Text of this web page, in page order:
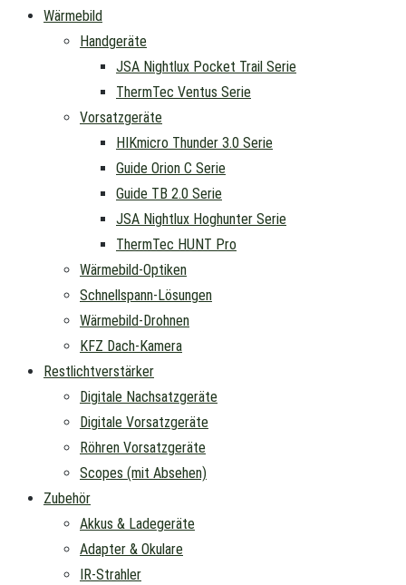
Wärmebild
Handgeräte
JSA Nightlux Pocket Trail Serie
ThermTec Ventus Serie
Vorsatzgeräte
HIKmicro Thunder 3.0 Serie
Guide Orion C Serie
Guide TB 2.0 Serie
JSA Nightlux Hoghunter Serie
ThermTec HUNT Pro
Wärmebild-Optiken
Schnellspann-Lösungen
Wärmebild-Drohnen
KFZ Dach-Kamera
Restlichtverstärker
Digitale Nachsatzgeräte
Digitale Vorsatzgeräte
Röhren Vorsatzgeräte
Scopes (mit Absehen)
Zubehör
Akkus & Ladegeräte
Adapter & Okulare
IR-Strahler